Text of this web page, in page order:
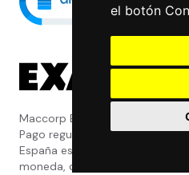
el botón
Maccorp Exact Change es una
Pago regulada y con licencia
España especializada en cambio
moneda, divisas, transferencias,